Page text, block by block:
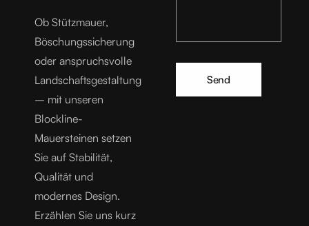
Ob Stützmauer,
Böschungssicherung
oder anspruchsvolle
Landschaftsgestaltung
– mit unseren
Blockline-
Mauersteinen setzen
Sie auf Stabilität,
Qualität und
modernes Design.
Erzählen Sie uns kurz
f
o
r
Send